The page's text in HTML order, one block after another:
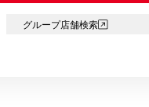
グループ店舗検索